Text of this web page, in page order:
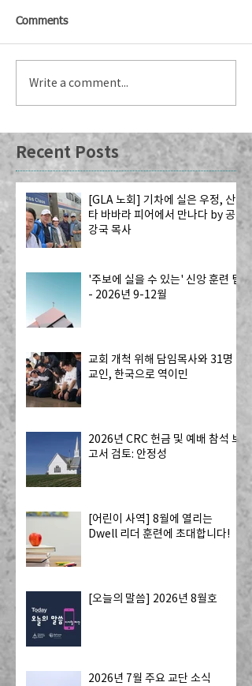
Comments
Write a comment...
Recent Posts
[GLA 노회] 기차에 실은 우정, 산
타 바바라 피어에서 만나다 by 공
강국 목사
'주보에 실을 수 있는' 신앙 훈련 팁
- 2026년 9-12월
교회 개척 위해 담임목사와 31명
교인, 한국으로 역이민
2026년 CRC 헌금 및 예배 참석 보
고서 검토: 안정성
[어린이 사역] 8월에 열리는
Dwell 리더 훈련에 초대합니다!
[오늘의 말씀] 2026년 8월호
2026년 7월 주요 교단 소식